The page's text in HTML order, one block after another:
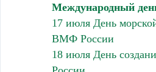
Международный
17 июля День
ВМФ России
18 июля День